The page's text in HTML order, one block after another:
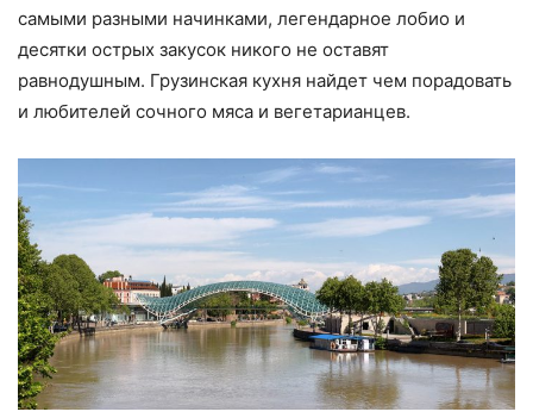
самыми разными начинками, легендарное лобио и
десятки острых закусок никого не оставят
равнодушным. Грузинская кухня найдет чем порадовать
и любителей сочного мяса и вегетарианцев.